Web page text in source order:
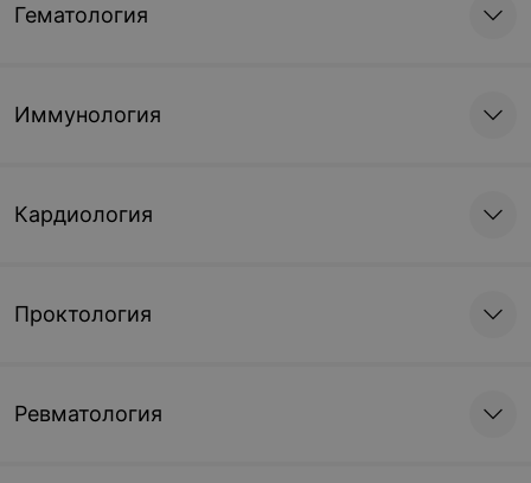
Гематология
Иммунология
Кардиология
Проктология
Ревматология